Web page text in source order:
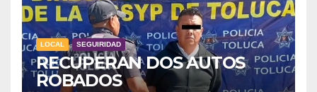
LOCAL SEGUIRIDAD
RECUPERAN DOS AUTOS
ROBADOS